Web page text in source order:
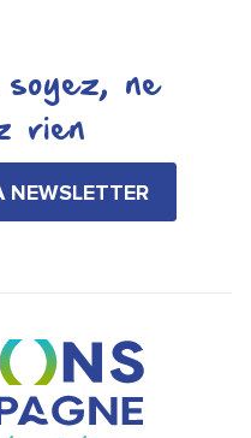
soyez, ne
rien
NEWSLETTER